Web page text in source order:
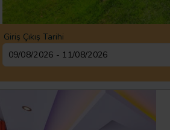
Giriş Çıkış Tarihi